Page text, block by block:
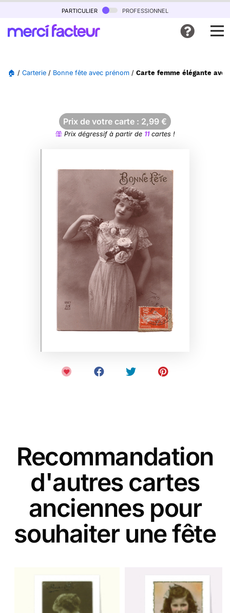
particulier professionnel
🏠 / Carterie / Bonne fête avec prénom / Carte femme élégante
Prix de votre carte : 2,99 €
Prix dégressif à partir de 11cartes !
Recommandation
d'autres cartes
anciennes pour
souhaiter une fête